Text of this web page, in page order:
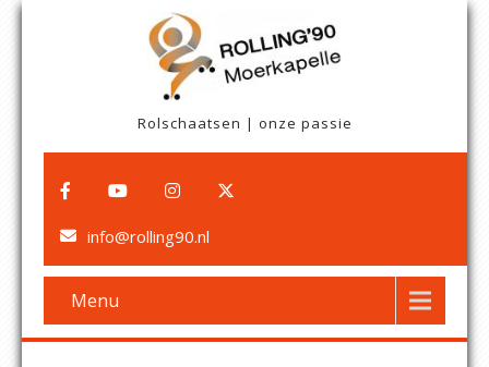
Rolschaatsen | onze passie
info@rolling90.nl
Menu